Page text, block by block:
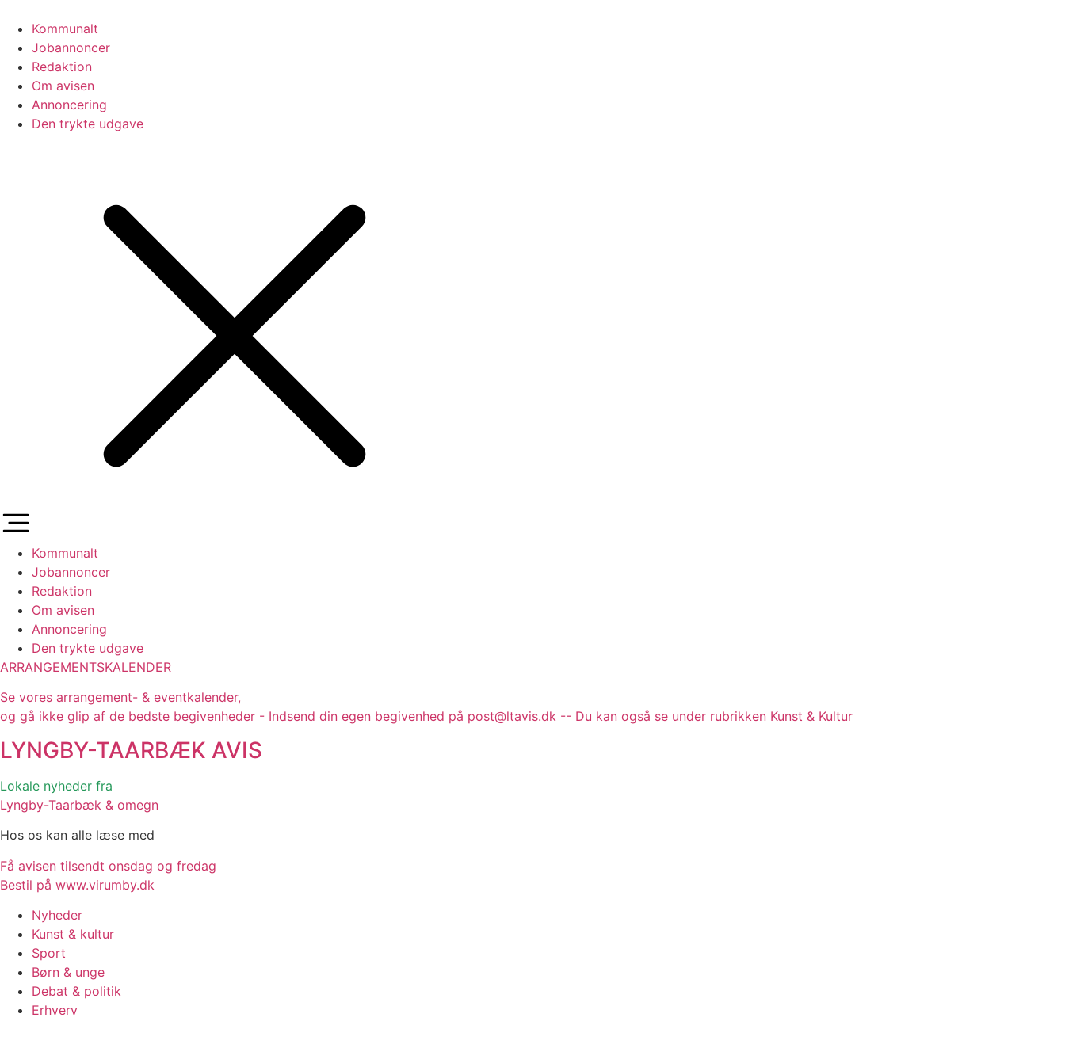
indhold
Kommunalt
Jobannoncer
Redaktion
Om avisen
Annoncering
Den trykte udgave
Kommunalt
Jobannoncer
Redaktion
Om avisen
Annoncering
Den trykte udgave
ARRANGEMENTSKALENDER
Se vores arrangement- & eventkalender,
og gå ikke glip af de bedste begivenheder - Indsend din egen begivenhed på post@ltavis.dk -- Du kan også se under rubrikken Kunst & Kultur
LYNGBY-TAARBÆK AVIS
Lokale nyheder fra
Lyngby-Taarbæk & omegn
Hos os kan alle læse med
Få avisen tilsendt onsdag og fredag
Bestil på www.virumby.dk
Nyheder
Kunst & kultur
Sport
Børn & unge
Debat & politik
Erhverv